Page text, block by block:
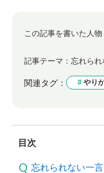
この記事を書いた人物
記事テーマ： 忘れら
関連タグ： やり
目次
忘れられない一